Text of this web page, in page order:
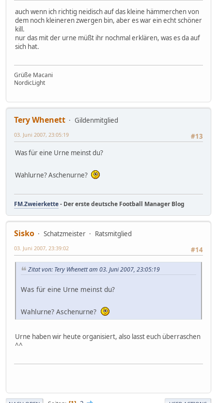
auch wenn ich richtig neidisch auf das kleine hämmerchen von
dem noch kleineren zwergen bin, aber es war ein echt schöner
kill.
nur das mit der urne müßt ihr nochmal erklären, was es da auf
sich hat.
Grüße Macani
NordicLight
Tery Whenett
Gildenmitglied
#13
03. Juni 2007, 23:05:19
Was für eine Urne meinst du?
Wahlurne? Aschenurne?
FM.Zweierkette- Der erste deutsche Football Manager Blog
Sisko Schatzmeister
Ratsmitglied
#14
03. Juni 2007, 23:39:02
Zitat von: Tery Whenett am 03. Juni 2007, 23:05:19
Was für eine Urne meinst du?
Wahlurne? Aschenurne?
Urne haben wir heute organisiert, also lasst euch überraschen
^^